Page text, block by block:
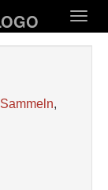
Sammeln,